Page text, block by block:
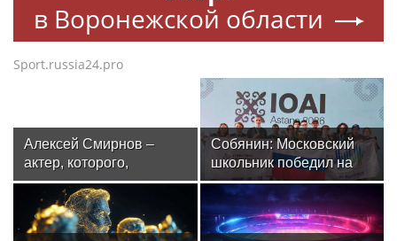
в Воронежской области
Sport.russia24.pro
Алексей Смирнов –
актер, которого,
надеюсь, еще не
забыли
Собянин: Московский
школьник победил на
олимпиаде по
искусственному
интеллекту